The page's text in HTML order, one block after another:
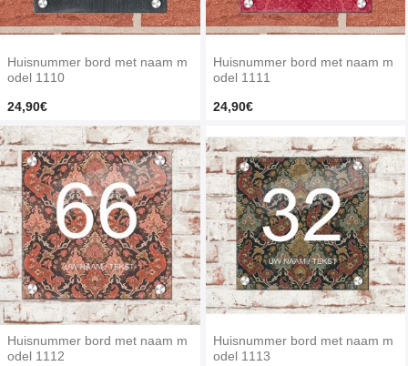
Huisnummer bord met naam m
odel 1110
24,90€
Huisnummer bord met naam m
odel 1111
24,90€
Huisnummer bord met naam m
odel 1112
Huisnummer bord met naam m
odel 1113